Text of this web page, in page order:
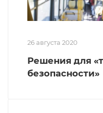
26 августа 2020
Решения для
безопасности»